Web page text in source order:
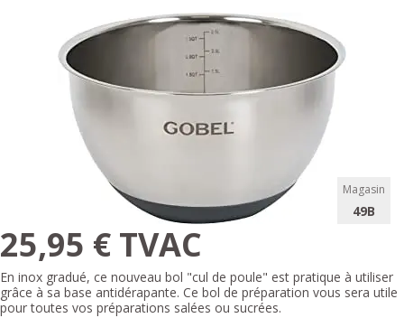
Magasin
49B
25,95 € TVAC
En inox gradué, ce nouveau bol "cul de poule" est pratique à utiliser
grâce à sa base antidérapante. Ce bol de préparation vous sera utile
pour toutes vos préparations salées ou sucrées.